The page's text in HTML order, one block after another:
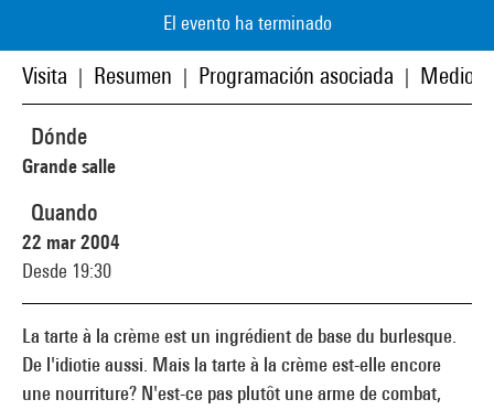
El evento ha terminado
Visita Resumen Programación asociada Medios
La tarte à la crème est un ingrédient de base du burlesque.
De l'idiotie aussi. Mais la tarte à la crème est-elle encore
une nourriture? N'est-ce pas plutôt une arme de combat,
Dónde
Grande salle
Quando
22 mar 2004
Desde 19:30